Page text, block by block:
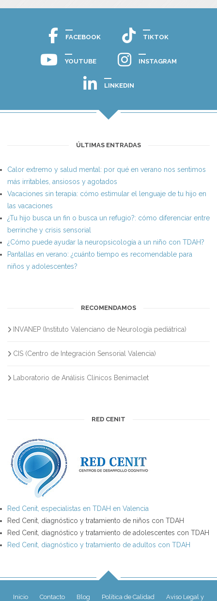
FACEBOOK TIKTOK
YOUTUBE INSTAGRAM
LINKEDIN
ÚLTIMAS ENTRADAS
Calor extremo y salud mental: por qué en verano nos sentimos
más irritables, ansiosos y agotados
Vacaciones sin terapia: cómo estimular el lenguaje de tu hijo en
las vacaciones
¿Tu hijo busca un fin o busca un refugio?: cómo diferenciar entre
berrinche y crisis sensorial
¿Cómo puede ayudar la neuropsicología a un niño con TDAH?
Pantallas en verano: ¿cuánto tiempo es recomendable para
niños y adolescentes?
RECOMENDAMOS
INVANEP (Instituto Valenciano de Neurología pediátrica)
CIS (Centro de Integración Sensorial Valencia)
Laboratorio de Análisis Clínicos Benimaclet
RED CENIT
Red Cenit, especialistas en TDAH en Valencia
Red Cenit, diagnóstico y tratamiento de niños con TDAH
Red Cenit, diagnóstico y tratamiento de adolescentes con TDAH
Red Cenit, diagnóstico y tratamiento de adultos con TDAH
Inicio Contacto Blog Política de Calidad Aviso Legal y